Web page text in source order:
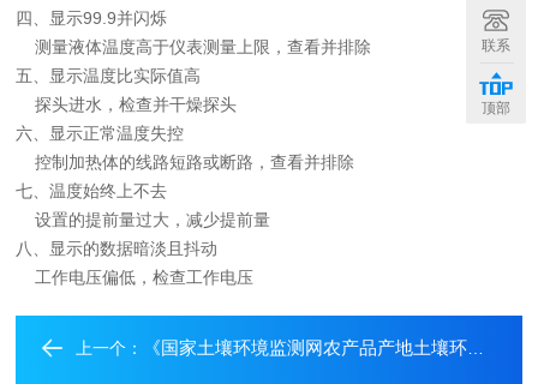
四、显示99.9并闪烁
测量液体温度高于仪表测量上限，查看并排除
五、显示温度比实际值高
探头进水，检查并干燥探头
六、显示正常温度失控
控制加热体的线路短路或断路，查看并排除
七、温度始终上不去
设置的提前量过大，减少提前量
八、显示的数据暗淡且抖动
工作电压偏低，检查工作电压
上一个： 《国家土壤环境监测网农产品产地土壤环境监测工作方案（试行）》
联系
顶部